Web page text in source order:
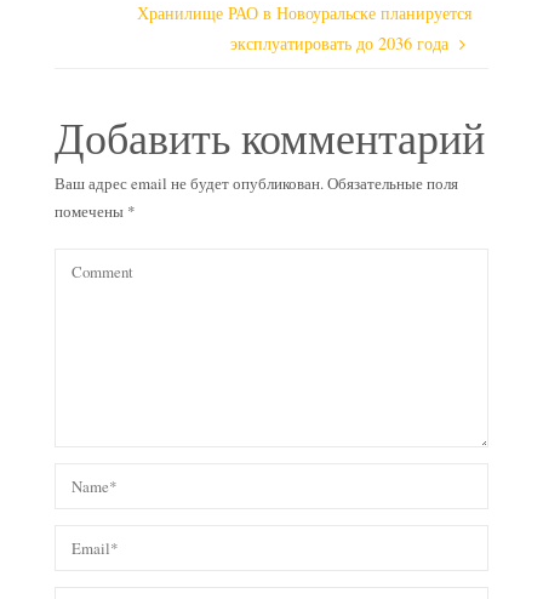
Хранилище РАО в Новоуральске планируется
эксплуатировать до 2036 года
Добавить комментарий
Ваш адрес email не будет опубликован. Обязательные поля
помечены *